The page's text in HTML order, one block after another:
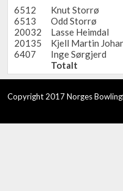
6512 Knut Storrø
6513
Odd Storrø
20032
Lasse Heimdal
20135
Kjell Martin
6407
Inge Sørgjerd
Totalt
Copyright 2017 Norges